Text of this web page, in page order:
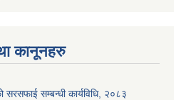
कानूनहरु
सरसफाई सम्बन्धी कार्यविधि, २०८३